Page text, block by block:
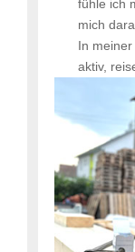
fühle ich
mich
In
aktiv,